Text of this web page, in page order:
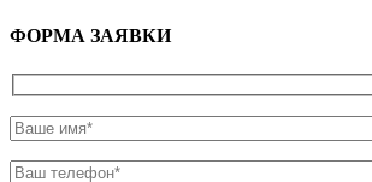
ФОРМА ЗАЯВКИ